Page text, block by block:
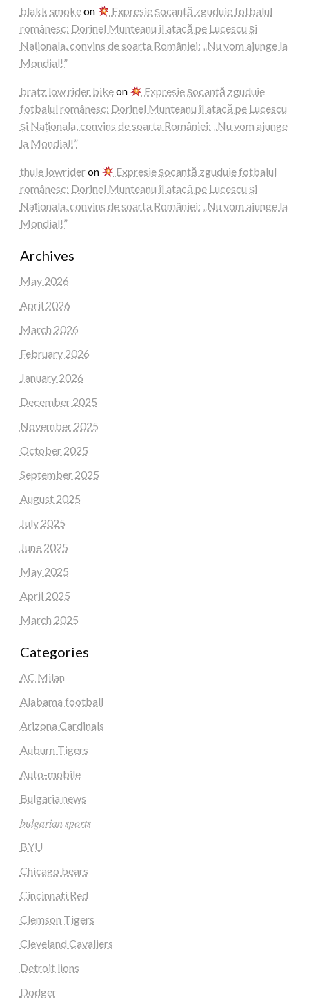
blakk smokeon
Expresie șocantă zguduie fotbalul
românesc: Dorinel Munteanu îl atacă pe Lucescu și
Naționala, convins de soarta României: „Nu vom ajunge la
Mondial!”
bratz low rider bikeon
Expresie șocantă zguduie
fotbalul românesc: Dorinel Munteanu îl atacă pe Lucescu
și Naționala, convins de soarta României: „Nu vom ajunge
la Mondial!”
thule lowrideron
Expresie șocantă zguduie fotbalul
românesc: Dorinel Munteanu îl atacă pe Lucescu și
Naționala, convins de soarta României: „Nu vom ajunge la
Mondial!”
Archives
May 2026
April 2026
March 2026
February 2026
January 2026
December 2025
November 2025
October 2025
September 2025
August 2025
July 2025
June 2025
May 2025
April 2025
March 2025
Categories
AC Milan
Alabama football
Arizona Cardinals
Auburn Tigers
Auto-mobile
Bulgaria news
𝑏𝑢𝑙𝑔𝑎𝑟𝑖𝑎𝑛 𝑠𝑝𝑜𝑟𝑡𝑠
BYU
Chicago bears
Cincinnati Red
Clemson Tigers
Cleveland Cavaliers
Detroit lions
Dodger